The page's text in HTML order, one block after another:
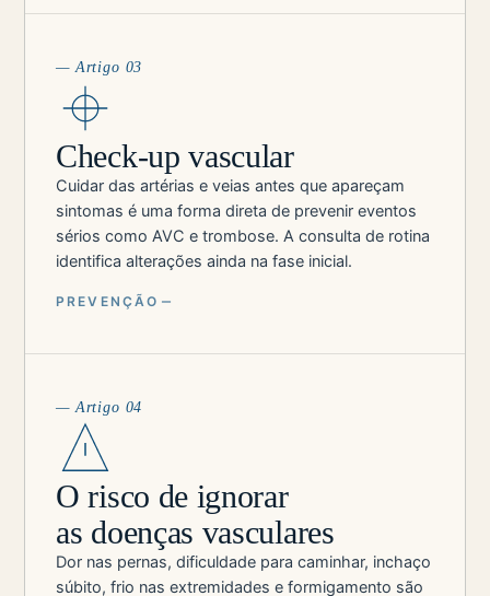
— Artigo 03
Check-up vascular
Cuidar das artérias e veias antes que apareçam
sintomas é uma forma direta de prevenir eventos
sérios como AVC e trombose. A consulta de rotina
identifica alterações ainda na fase inicial.
PREVENÇÃO
— Artigo 04
O risco de ignorar
as doenças vasculares
Dor nas pernas, dificuldade para caminhar, inchaço
súbito, frio nas extremidades e formigamento são